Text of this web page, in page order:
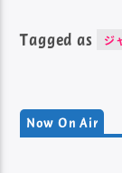
Tagged as ジ
Now On Air